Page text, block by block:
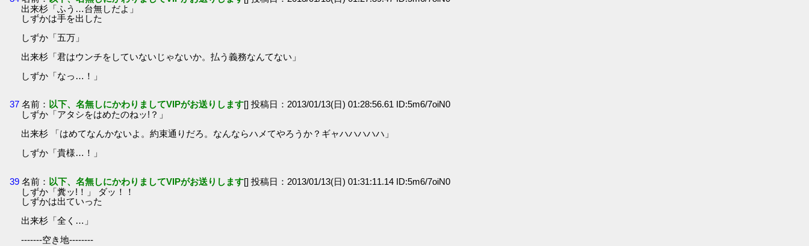
出来杉「ふう…台無しだよ」
しずかは手を出した
しずか「五万」
出来杉「君はウンチをしていないじゃないか。払う義務なんてない」
しずか「なっ…！」
37 名前： 以下、名無しにかわりましてVIPがお送りします[] 投稿日：2013/01/13(日) 01:28:56.61 ID:5m6/7oiN0
しずか「アタシをはめたのねッ!？」
出来杉 「はめてなんかないよ。約束通りだろ。なんならハメてやろうか？ギャハハハハハ」
しずか「貴様…！」
39 名前： 以下、名無しにかわりましてVIPがお送りします[] 投稿日：2013/01/13(日) 01:31:11.14 ID:5m6/7oiN0
しずか「糞ッ!！」 ダッ！！
しずかは出ていった
出来杉「全く…」
-------空き地--------